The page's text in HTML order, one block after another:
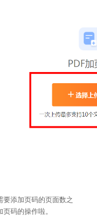
要添加页码的页面数之
码的操作啦。